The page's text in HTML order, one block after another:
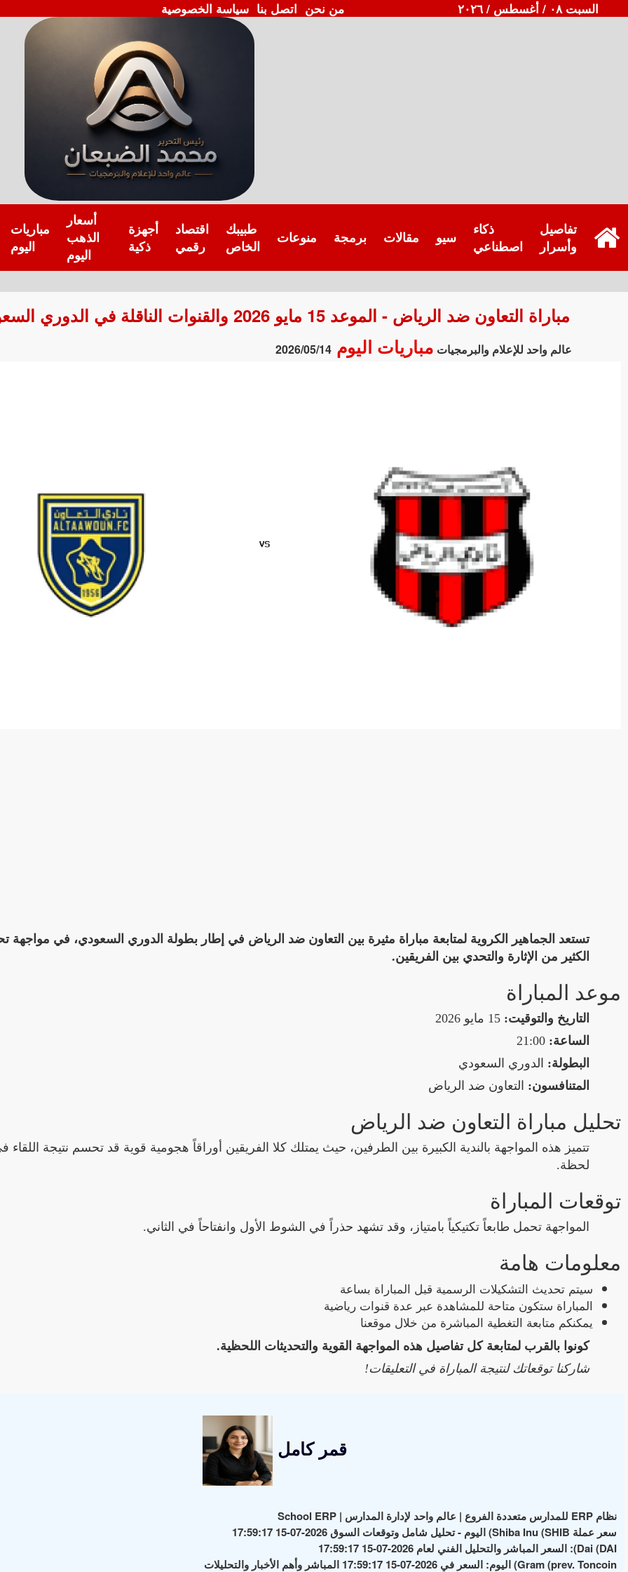
السبت ٠٨ / أغسطس / ٢٠٢٦ من نحن اتصل بنا سياسة الخصوصية
مباريات
اليوم
أسعار
الذهب
اليوم
أجهزة
ذكية
اقتصاد
رقمي
طبيبك
الخاص
منوعات برمجة مقالات سيو
ذكاء
اصطناعي
تفاصيل
وأسرار
مباراة التعاون ضد الرياض - الموعد 15 مايو 2026 والقنوات الناقلة في الدوري السعودي
عالم واحد للإعلام والبرمجيات مباريات اليوم 2026/05/14
تستعد الجماهير الكروية لمتابعة مباراة مثيرة بين التعاون ضد الرياض في إطار بطولة الدوري السعودي، في مواجهة
الكثير من الإثارة والتحدي بين الفريقين.
موعد المباراة
التاريخ والتوقيت: 15 مايو 2026
الساعة: 21:00
البطولة: الدوري السعودي
المتنافسون: التعاون ضد الرياض
تحليل مباراة التعاون ضد الرياض
تتميز هذه المواجهة بالندية الكبيرة بين الطرفين، حيث يمتلك كلا الفريقين أوراقاً هجومية قوية قد تحسم نتيجة اللقاء
لحظة.
توقعات المباراة
المواجهة تحمل طابعاً تكتيكياً بامتياز، وقد تشهد حذراً في الشوط الأول وانفتاحاً في الثاني.
معلومات هامة
سيتم تحديث التشكيلات الرسمية قبل المباراة بساعة
المباراة ستكون متاحة للمشاهدة عبر عدة قنوات رياضية
يمكنكم متابعة التغطية المباشرة من خلال موقعنا
كونوا بالقرب لمتابعة كل تفاصيل هذه المواجهة القوية والتحديثات اللحظية.
شاركنا توقعاتك لنتيجة المباراة في التعليقات!
قمر كامل
نظام ERP للمدارس متعددة الفروع | عالم واحد لإدارة المدارس | School ERP
سعر عملة Shiba Inu (SHIB) اليوم - تحليل شامل وتوقعات السوق 2026-07-15 17:59:17
Dai (DAI): السعر المباشر والتحليل الفني لعام 2026-07-15 17:59:17
Gram (prev. Toncoin) اليوم: السعر في 2026-07-15 17:59:17 المباشر وأهم الأخبار والتحليلات